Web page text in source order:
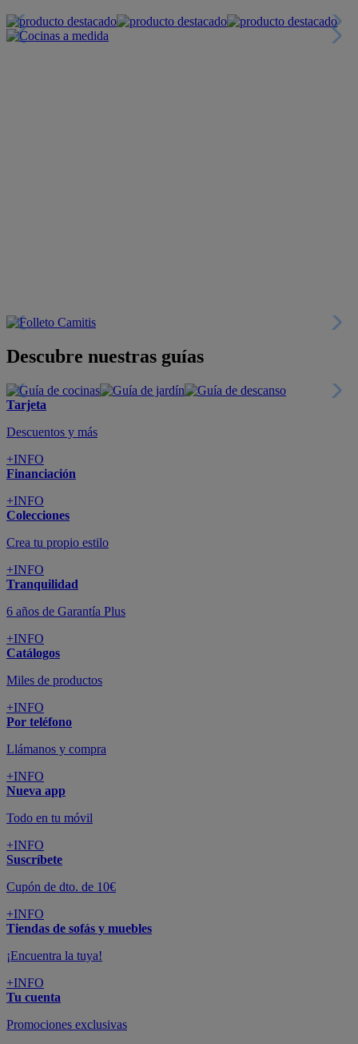
Descubre nuestras guías
Tarjeta
Descuentos y más
+INFO
Financiación
+INFO
Colecciones
Crea tu propio estilo
+INFO
Tranquilidad
6 años de Garantía Plus
+INFO
Catálogos
Miles de productos
+INFO
Por teléfono
Llámanos y compra
+INFO
Nueva app
Todo en tu móvil
+INFO
Suscríbete
Cupón de dto. de 10€
+INFO
Tiendas de sofás y muebles
¡Encuentra la tuya!
+INFO
Tu cuenta
Promociones exclusivas